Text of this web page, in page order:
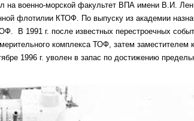
на военно-морской факультет ВПА имени В.И.
флотилии КТОФ. По выпуску из академии
В 1991 г. после известных перестроечных
комплекса ТОФ, затем заместителем
1996 г. уволен в запас по достижению